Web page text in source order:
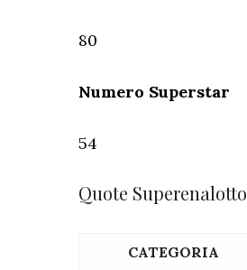
80
Numero Superstar
54
Quote Superenalotto
CATEGORIA